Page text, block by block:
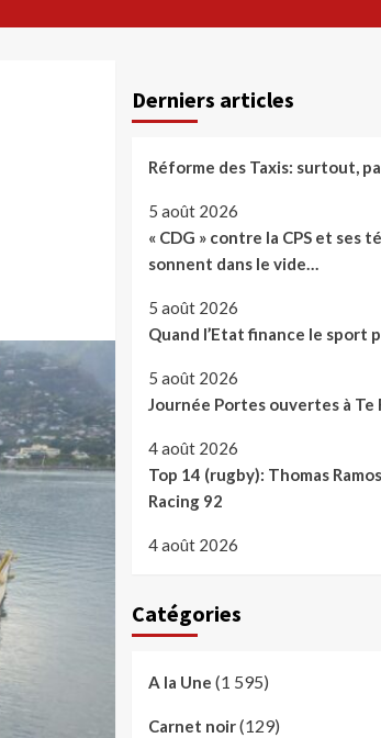
Derniers articles
Réforme des Taxis: surtout,
5 août 2026
« CDG » contre la CPS et ses
sonnent dans le vide…
5 août 2026
Quand l’Etat finance le sport
5 août 2026
Journée Portes ouvertes à Te
4 août 2026
Top 14 (rugby): Thomas
Racing 92
4 août 2026
Catégories
A la Une (1 595)
Carnet noir(129)